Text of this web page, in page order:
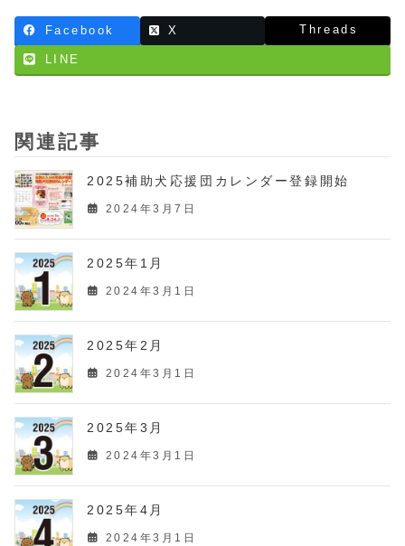
Facebook X Threads
LINE
関連記事
2025補助犬応援団カレンダー登録開始
2024年3月7日
2025年1月
2024年3月1日
2025年2月
2024年3月1日
2025年3月
2024年3月1日
2025年4月
2024年3月1日